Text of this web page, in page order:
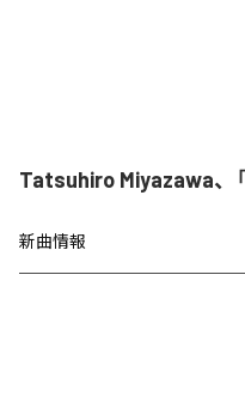
Tatsuhiro Miyazawa、
新曲情報